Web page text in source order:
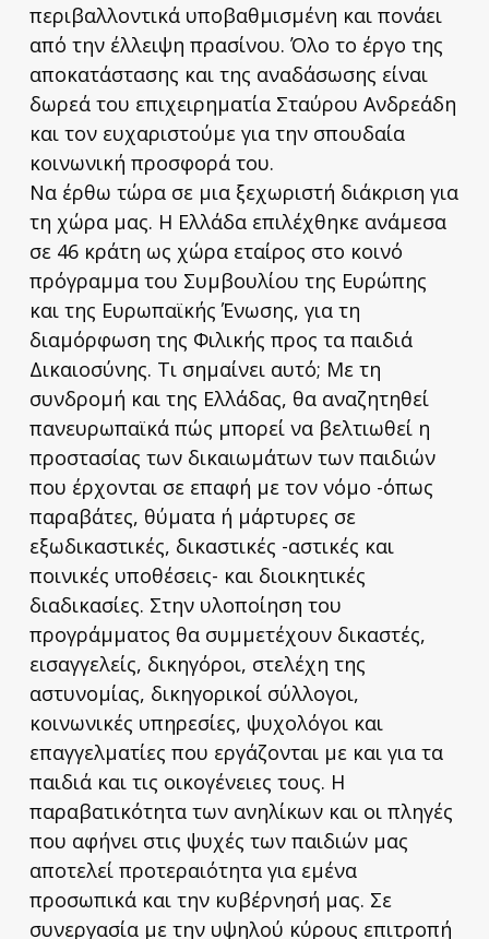
περιβαλλοντικά υποβαθμισμένη και πονάει
από την έλλειψη πρασίνου. Όλο το έργο της
αποκατάστασης και της αναδάσωσης είναι
δωρεά του επιχειρηματία Σταύρου Ανδρεάδη
και τον ευχαριστούμε για την σπουδαία
κοινωνική προσφορά του.
Να έρθω τώρα σε μια ξεχωριστή διάκριση για
τη χώρα μας. Η Ελλάδα επιλέχθηκε ανάμεσα
σε 46 κράτη ως χώρα εταίρος στο κοινό
πρόγραμμα του Συμβουλίου της Ευρώπης
και της Ευρωπαϊκής Ένωσης, για τη
διαμόρφωση της Φιλικής προς τα παιδιά
Δικαιοσύνης. Τι σημαίνει αυτό; Με τη
συνδρομή και της Ελλάδας, θα αναζητηθεί
πανευρωπαϊκά πώς μπορεί να βελτιωθεί η
προστασίας των δικαιωμάτων των παιδιών
που έρχονται σε επαφή με τον νόμο -όπως
παραβάτες, θύματα ή μάρτυρες σε
εξωδικαστικές, δικαστικές -αστικές και
ποινικές υποθέσεις- και διοικητικές
διαδικασίες. Στην υλοποίηση του
προγράμματος θα συμμετέχουν δικαστές,
εισαγγελείς, δικηγόροι, στελέχη της
αστυνομίας, δικηγορικοί σύλλογοι,
κοινωνικές υπηρεσίες, ψυχολόγοι και
επαγγελματίες που εργάζονται με και για τα
παιδιά και τις οικογένειες τους. Η
παραβατικότητα των ανηλίκων και οι πληγές
που αφήνει στις ψυχές των παιδιών μας
αποτελεί προτεραιότητα για εμένα
προσωπικά και την κυβέρνησή μας. Σε
συνεργασία με την υψηλού κύρους επιτροπή